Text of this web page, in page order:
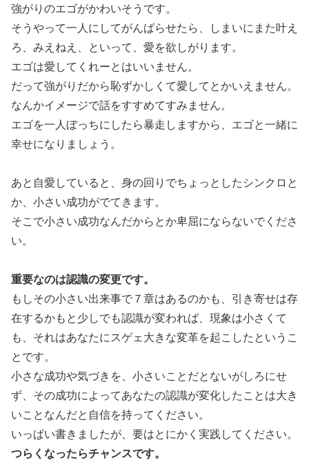
強がりのエゴがかわいそうです。
そうやって一人にしてがんばらせたら、しまいにまた叶え
ろ、みえねえ、といって、愛を欲しがります。
エゴは愛してくれーとはいいません。
だって強がりだから恥ずかしくて愛してとかいえません。
なんかイメージで話をすすめてすみません。
エゴを一人ぼっちにしたら暴走しますから、エゴと一緒に
幸せになりましょう。
あと自愛していると、身の回りでちょっとしたシンクロと
か、小さい成功がでてきます。
そこで小さい成功なんだからとか卑屈にならないでくださ
い。
重要なのは認識の変更です。
もしその小さい出来事で７章はあるのかも、引き寄せは存
在するかもと少しでも認識が変われば、現象は小さくて
も、それはあなたにスゲェ大きな変革を起こしたというこ
とです。
小さな成功や気づきを、小さいことだとないがしろにせ
ず、その成功によってあなたの認識が変化したことは大き
いことなんだと自信を持ってください。
いっぱい書きましたが、要はとにかく実践してください。
つらくなったらチャンスです。